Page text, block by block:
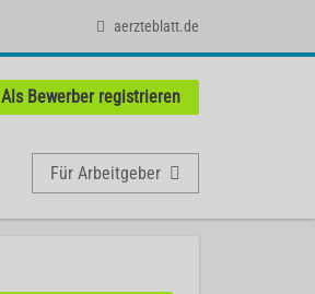
aerzteblatt.de
Als Bewerber registrieren
Für Arbeitgeber